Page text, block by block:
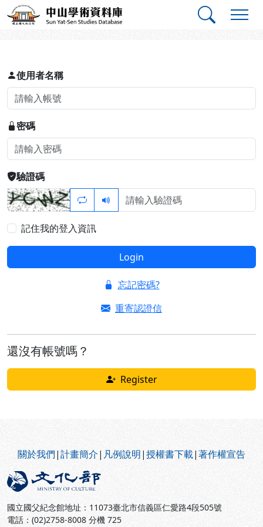
跳到主要內容
中山學術資料庫
登入
使用者名稱
密碼
驗證碼
記住我的登入資訊
Login
忘記密碼?
重寄認證信
還沒有帳號嗎？
Register
關於我們|計畫簡介| 凡例說明|授權書下載|著作權宣告
國立國父紀念館地址：11073臺北市信義區仁愛路4段505號
電話：(02)2758-8008 分機 725